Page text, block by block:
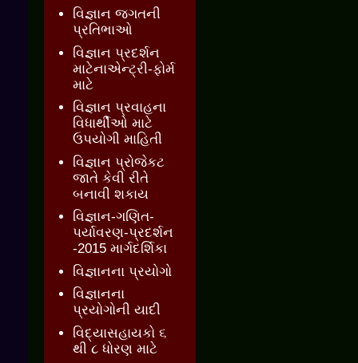
વિજ્ઞાન જગતની
પ્રતિભાઓ
વિજ્ઞાન પ્રદર્શન
માટેનાએન્ટ્રી-ફોર્મ
માટે
વિજ્ઞાન પ્રવાહના
વિધાર્થીઓ માટે
ઉપયોગી માહિતી
વિજ્ઞાન પ્રોજેકટ
જાતે કેવી રીતે
બનાવી શકાય
વિજ્ઞાન-ગણિત-
પર્યાવરણ-પ્રદર્શન
-2015 માર્ગદર્શિકા
વિજ્ઞાનના પ્રયોગો
વિજ્ઞાનના
પ્રયોગોની યાદી
વિદ્યાસહાયકો ૬
થી ૮ ધોરણ માટે